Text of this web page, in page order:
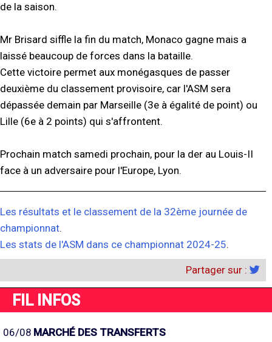
de la saison.
Mr Brisard siffle la fin du match, Monaco gagne mais a
laissé beaucoup de forces dans la bataille.
Cette victoire permet aux monégasques de passer
deuxième du classement provisoire, car l'ASM sera
dépassée demain par Marseille (3e à égalité de point) ou
Lille (6e à 2 points) qui s'affrontent.
Prochain match samedi prochain, pour la der au Louis-II
face à un adversaire pour l'Europe, Lyon.
Les résultats et le classement de la 32ème journée de
championnat.
Les stats de l'ASM dans ce championnat 2024-25.
Partager sur :
FIL INFOS
06/08 MARCHÉ DES TRANSFERTS